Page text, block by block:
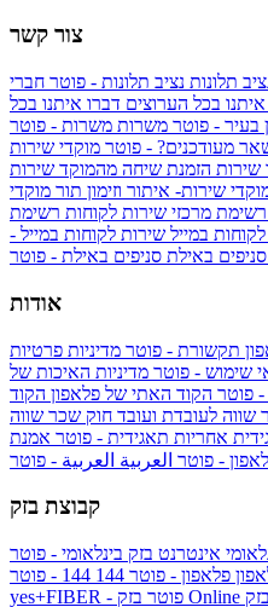
צור קשר
תלונות נציב תלונות - פוטר חברי
בכל הערוצים דברו איתנו בכל
בעיר - פוטר משרות משרות - פוטר
מעודכנים? - פוטר מוקדי שירות
שירות הזמנת שיחה מהמוקד שירות
שירות- איתור וזימון תור מוקדי
רשימת מרכזי שירות לקוחות רשימת
במייל שירות לקוחות במייל -
סניפים באילת סניפים באילת - פוטר
אודות
תקשורת - פוטר מדיניות פרטיות
שימוש - פוטר מדיניות האיכות של
- פוטר הקוד האתי של פלאפון הקוד
שווה לעובדת ועובד חוק שכר שווה
אחריות תאגידית - פוטר אמנת
- פוטר العربية العربية - פוטר
קבוצת בזק
אינטרנט בזק בינלאומי - פוטר
פלאפון - פוטר 144
yes+FIBER - פוטר בזק Online